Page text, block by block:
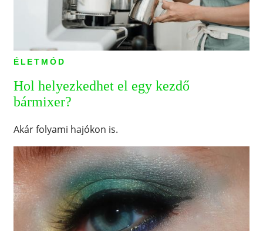
ÉLETMÓD
Hol helyezkedhet el egy kezdő
bármixer?
Akár folyami hajókon is.